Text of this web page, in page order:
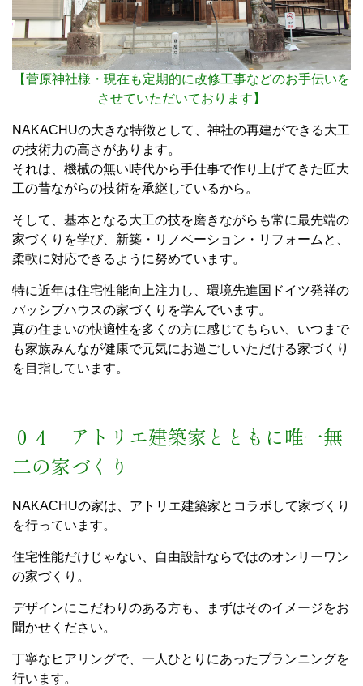
【菅原神社様・現在も定期的に改修工事などのお手伝いを
させていただいております】
NAKACHUの大きな特徴として、神社の再建ができる大工
の技術力の高さがあります。
それは、機械の無い時代から手仕事で作り上げてきた匠大
工の昔ながらの技術を承継しているから。
そして、基本となる大工の技を磨きながらも常に最先端の
家づくりを学び、新築・リノベーション・リフォームと、
柔軟に対応できるように努めています。
特に近年は住宅性能向上注力し、環境先進国ドイツ発祥の
パッシブハウスの家づくりを学んでいます。
真の住まいの快適性を多くの方に感じてもらい、いつまで
も家族みんなが健康で元気にお過ごしいただける家づくり
を目指しています。
０４ アトリエ建築家とともに唯一無
二の家づくり
NAKACHUの家は、アトリエ建築家とコラボして家づくり
を行っています。
住宅性能だけじゃない、自由設計ならではのオンリーワン
の家づくり。
デザインにこだわりのある方も、まずはそのイメージをお
聞かせください。
丁寧なヒアリングで、一人ひとりにあったプランニングを
行います。